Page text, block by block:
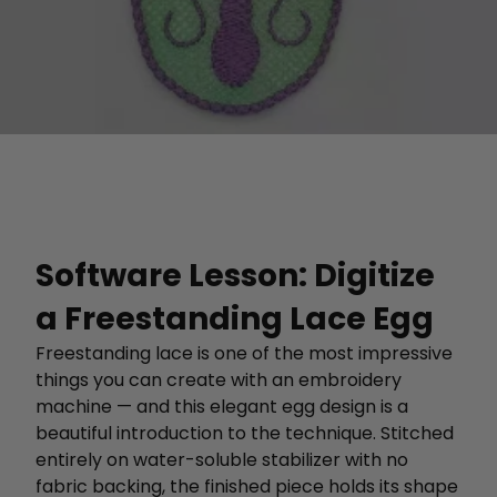
Software Lesson: Digitize
a Freestanding Lace Egg
Freestanding lace is one of the most impressive
things you can create with an embroidery
machine — and this elegant egg design is a
beautiful introduction to the technique. Stitched
entirely on water-soluble stabilizer with no
fabric backing, the finished piece holds its shape